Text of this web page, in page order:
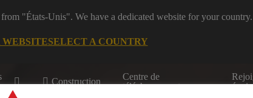
"États-Unis". We have a dedicated website for your country.
WEBSITESELECT A COUNTRY
Construction
Centre de
téléchargement